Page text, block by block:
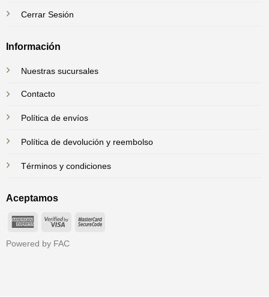
Cerrar Sesión
Información
Nuestras sucursales
Contacto
Política de envíos
Política de devolución y reembolso
Términos y condiciones
Aceptamos
AmericanVisa
MasterCard
Powered by FAC